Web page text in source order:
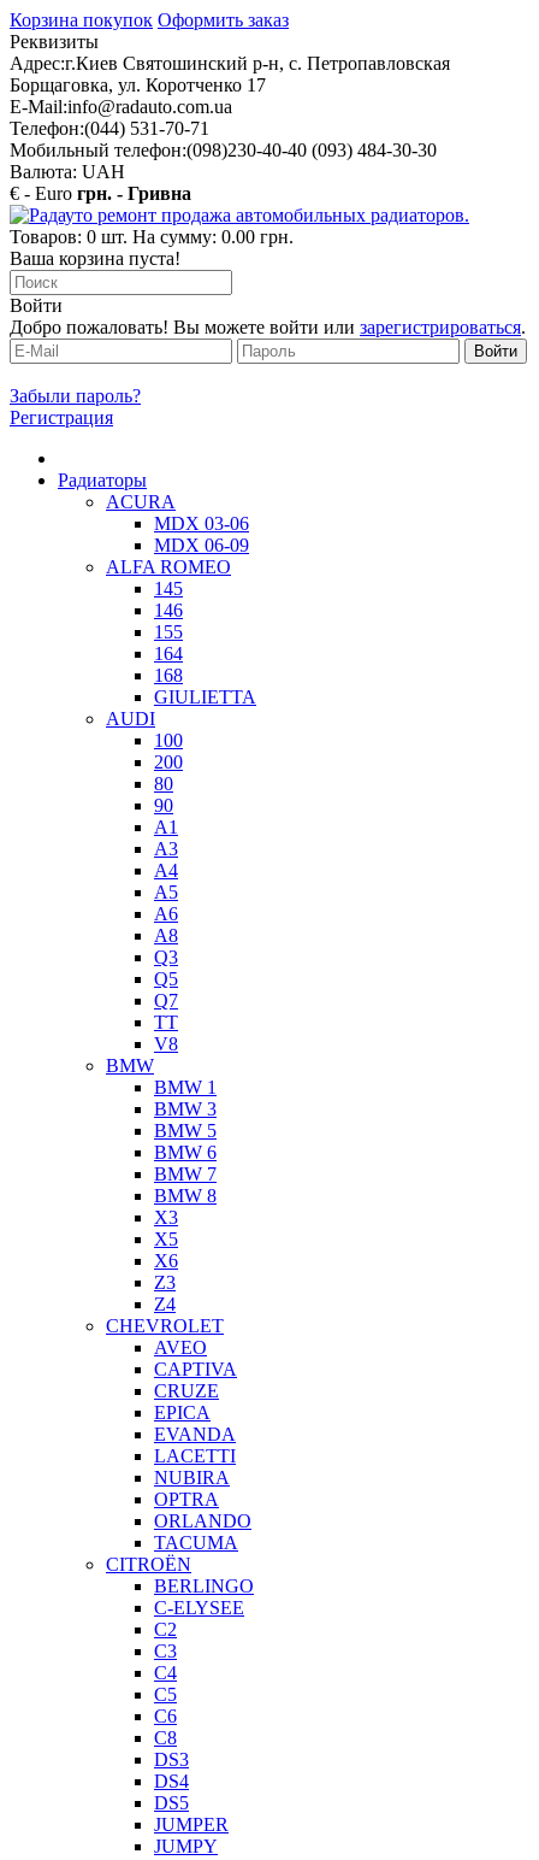
Корзина покупок Оформить заказ
Реквизиты
Адрес:г.Киев Святошинский р-н, с. Петропавловская
Борщаговка, ул. Коротченко 17
E-Mail:info@radauto.com.ua
Телефон:(044) 531-70-71
Мобильный телефон:(098)230-40-40 (093) 484-30-30
Валюта: UAH
€ - Euro грн. - Гривна
Товаров: 0 шт. На сумму: 0.00 грн.
Ваша корзина пуста!
Войти
Добро пожаловать! Вы можете войти или зарегистрироваться.
Забыли пароль?
Регистрация
Радиаторы
ACURA
MDX 03-06
MDX 06-09
ALFA ROMEO
145
146
155
164
168
GIULIETTA
AUDI
100
200
80
90
A1
A3
A4
A5
A6
A8
Q3
Q5
Q7
TT
V8
BMW
BMW 1
BMW 3
BMW 5
BMW 6
BMW 7
BMW 8
X3
X5
X6
Z3
Z4
CHEVROLET
AVEO
CAPTIVA
CRUZE
EPICA
EVANDA
LACETTI
NUBIRA
OPTRA
ORLANDO
TACUMA
CITROËN
BERLINGO
C-ELYSEE
C2
C3
C4
C5
C6
C8
DS3
DS4
DS5
JUMPER
JUMPY